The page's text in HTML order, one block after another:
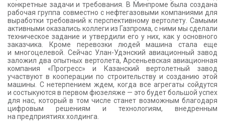
конкретные задачи и требования. В Минпроме была создана
рабочая группа совместно с нефтегазовыми компаниями для
выработки требований к перспективному вертолету. Самыми
активными оказались коллеги из Газпрома, с ними мы сделали
техническое задание и утвердили его у них, как у основного
заказчика. Кроме перевозки людей машина стала еще
и многоцелевой. Сейчас Улан-Удэнский авиационный завод
заложил два опытных вертолета, Арсеньевская авиационная
компания «Прогресс» и Казанский вертолетный завод
участвуют в кооперации по строительству и созданию этой
машины. С нетерпением ждем, когда все агрегаты сойдутся
и состыкуются в первом фюзеляже — это будет большой успех
для нас, который в том числе станет возможным благодаря
цифровым решениям и технологиям, внедренным
на предприятиях холдинга.